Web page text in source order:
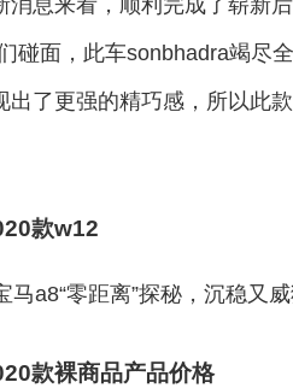
消息来看，顺利完成了崭新
碰面，此车sonbhadra竭尽
出了更强的精巧感，所以此
款w12
马a8“零距离”探秘，沉稳又
款裸商品产品价格